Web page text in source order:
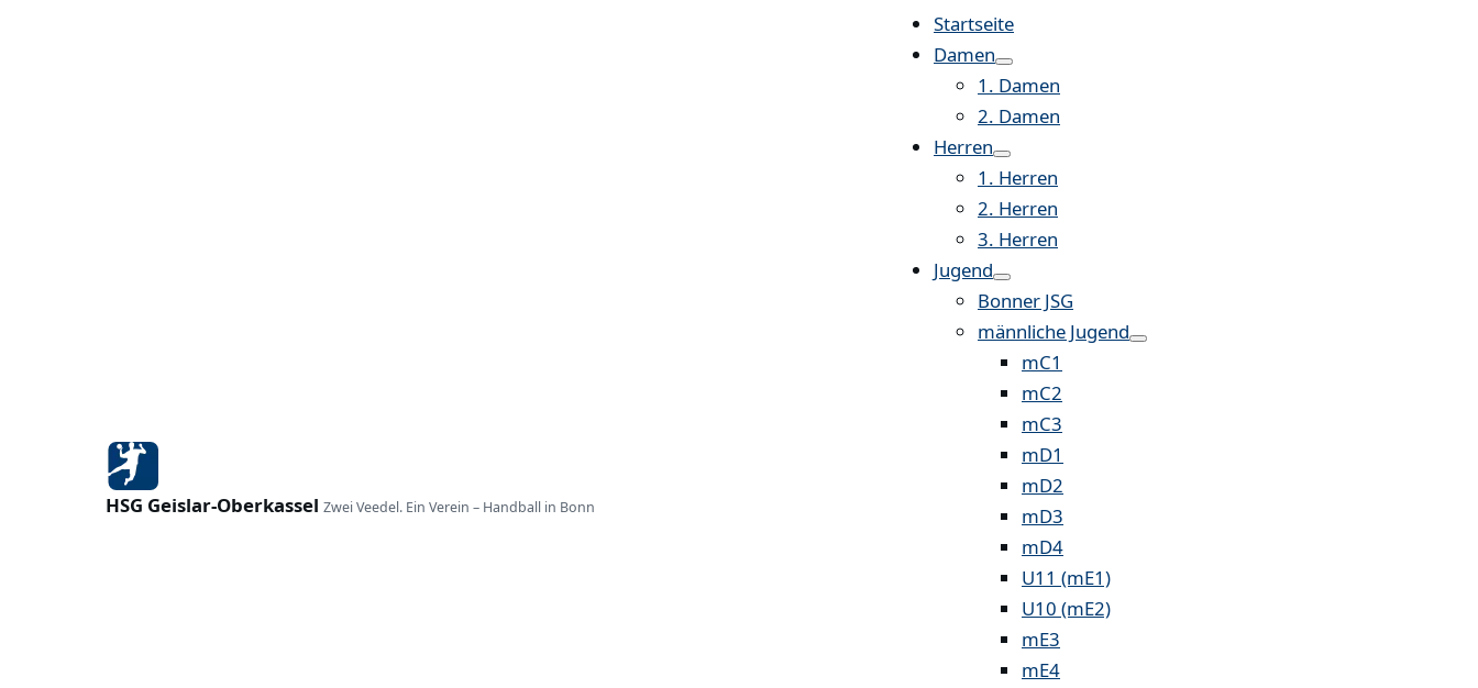
HSG Geislar-Oberkassel Zwei Veedel. Ein Verein – Handball in Bonn
Startseite
Damen
1. Damen
2. Damen
Herren
1. Herren
2. Herren
3. Herren
Jugend
Bonner JSG
männliche Jugend
mC1
mC2
mC3
mD1
mD2
mD3
mD4
U11 (mE1)
U10 (mE2)
mE3
mE4